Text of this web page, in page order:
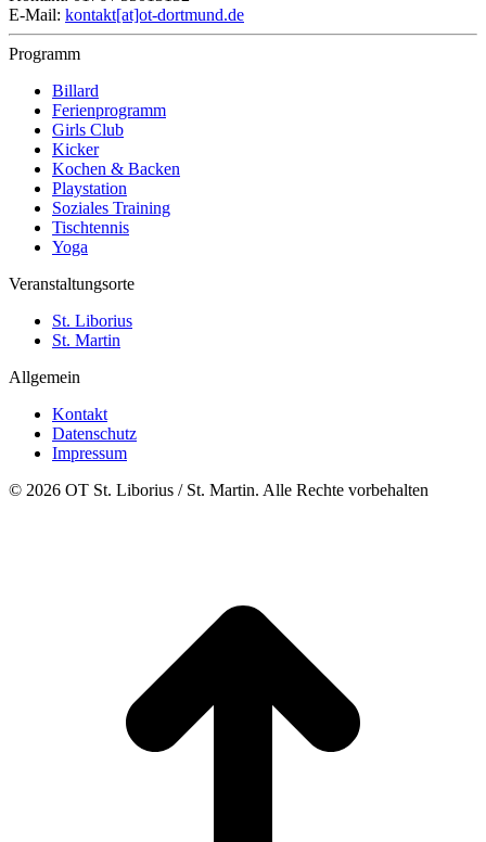
E-Mail: kontakt[at]ot-dortmund.de
Programm
Billard
Ferienprogramm
Girls Club
Kicker
Kochen & Backen
Playstation
Soziales Training
Tischtennis
Yoga
Veranstaltungsorte
St. Liborius
St. Martin
Allgemein
Kontakt
Datenschutz
Impressum
© 2026 OT St. Liborius / St. Martin. Alle Rechte vorbehalten